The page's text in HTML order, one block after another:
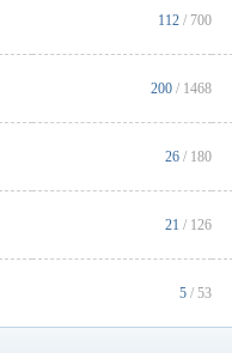
112 / 700
200 / 1468
26 / 180
21 / 126
5 / 53